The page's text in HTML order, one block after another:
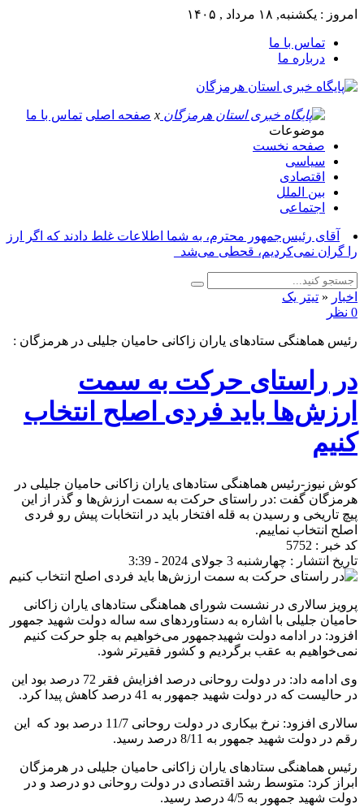
امروز : یکشنبه, ۱۸ مرداد , ۱۴۰۵
تماس با ما
درباره ما
x صفحه اصلی تماس با ما
موضوعات
صفحه نخست
سیاسی
اقتصادی
بین الملل
اجتماعی
آقای رئیس‌جمهور محترم، به شما اطلاعات غلط دادند که اگر ارز
را گران نمی‌کردیم، قحطی می‌شد_
اخبار « تیتر یک
0 نظر
رئیس هماهنگی ستادهای یاران زاکانی حامیان جلیلی در هرمزگان :
در راستای حرکت به سمت
ارزش‌ها باید فردی اصلح انتخاب
کنیم
کوش نیوز-رئیس هماهنگی ستادهای یاران زاکانی حامیان جلیلی در
هرمزگان گفت :در راستای حرکت به سمت ارزش‌ها و گذر از این
پیچ تاریخی و رسیدن به قله افتخار باید در انتخابات پیش رو فردی
اصلح انتخاب نماییم.
کد خبر : 5752
تاریخ انتشار : چهارشنبه 3 جولای 2024 - 3:39
پرویز سالاری در نشست شورای هماهنگی ستادهای یاران زاکانی
حامیان جلیلی با اشاره به دستاوردهای سه ساله دولت شهید جمهور
افزود: در ادامه دولت شهیدجمهور می‌خواهیم به جلو حرکت کنیم
نمی‌خواهیم به عقب برگردیم و کشور فقیرتر شود.
وی ادامه داد: در دولت روحانی درصد افزایش فقر 72 درصد بود این
در حالیست که در دولت شهید جمهور به 41 درصد کاهش پیدا کرد.
سالاری افزود: نرخ بیکاری در دولت روحانی 11/7 درصد بود که این
رقم در دولت شهید جمهور به 8/11 درصد رسید.
رئیس هماهنگی ستادهای یاران زاکانی حامیان جلیلی در هرمزگان
ابراز کرد: متوسط رشد اقتصادی در دولت روحانی دو درصد و در
دولت شهید جمهور به 4/5 درصد رسید.